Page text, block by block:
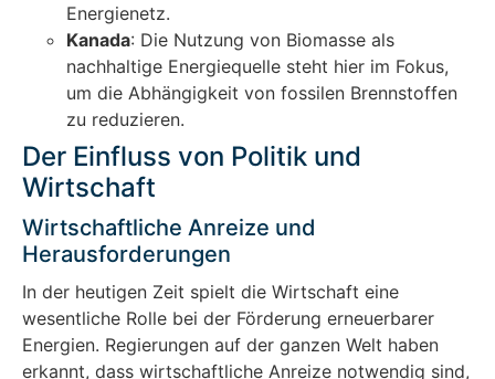
Energienetz.
Kanada: Die Nutzung von Biomasse als
nachhaltige Energiequelle steht hier im Fokus,
um die Abhängigkeit von fossilen Brennstoffen
zu reduzieren.
Der Einfluss von Politik und
Wirtschaft
Wirtschaftliche Anreize und
Herausforderungen
In der heutigen Zeit spielt die Wirtschaft eine
wesentliche Rolle bei der Förderung erneuerbarer
Energien. Regierungen auf der ganzen Welt haben
erkannt, dass wirtschaftliche Anreize notwendig sind,